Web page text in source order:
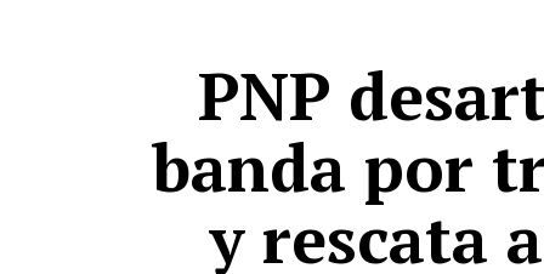
PNP
banda por
y rescata